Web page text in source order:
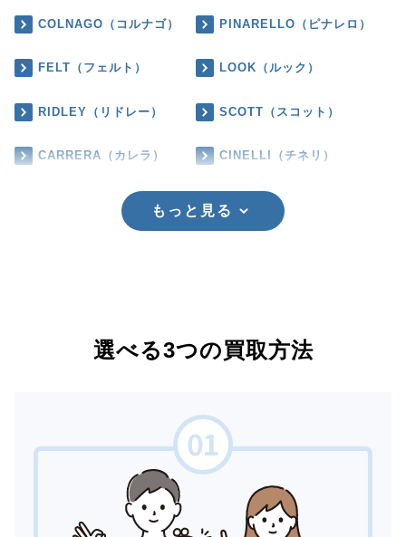
COLNAGO（コルナゴ） PINARELLO（ピナレロ）
FELT（フェルト） LOOK（ルック）
RIDLEY（リドレー） SCOTT（スコット）
CARRERA（カレラ） CINELLI（チネリ）
もっと見る
選べる3つの買取方法